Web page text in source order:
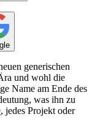
generischen
und wohl die
Name am Ende des
was ihn zu
, jedes Projekt oder